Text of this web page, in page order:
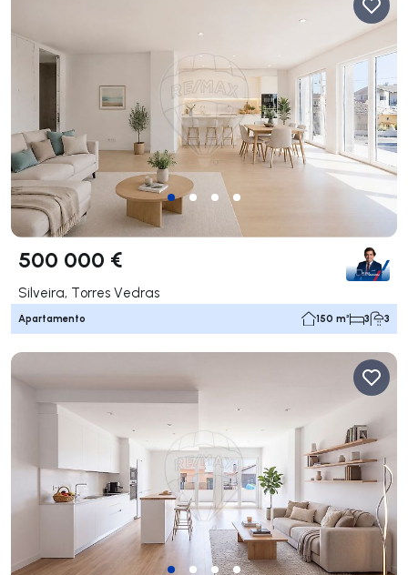
500 000 €
Silveira, Torres Vedras
Apartamento 150 m² 3 3